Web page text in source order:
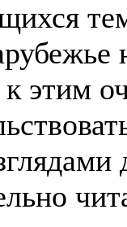
к этим